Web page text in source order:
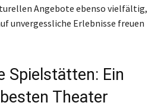
Angebote ebenso vielfältig,
unvergessliche Erlebnisse freuen
Spielstätten: Ein
Theater